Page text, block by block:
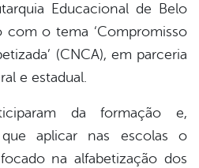
Educacional de Belo
com o tema ‘Compromisso
(CNCA), em parceria
e estadual.
da formação e,
aplicar nas escolas o
na alfabetização dos